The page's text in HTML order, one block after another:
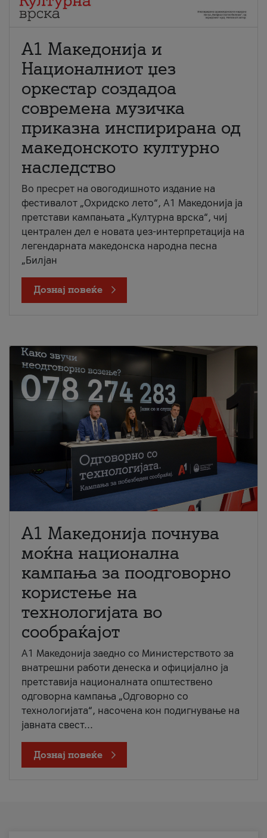
А1 Македонија и
Националниот џез
оркестар создадоа
современа музичка
приказна инспирирана од
македонското културно
наследство
Во пресрет на овогодишното издание на
фестивалот „Охридско лето“, А1 Македонија ја
претстави кампањата „Културна врска“, чиј
централен дел е новата џез-интерпретација на
легендарната македонска народна песна
„Билјан
Дознај повеќе
A1 Македонија почнува
моќна национална
кампања за поодговорно
користење на
технологијата во
сообраќајот
A1 Македонија заедно со Министерството за
внатрешни работи денеска и официјално ја
претставија националната општествено
одговорна кампања „Одговорно со
технологијата“, насочена кон подигнување на
јавната свест...
Дознај повеќе